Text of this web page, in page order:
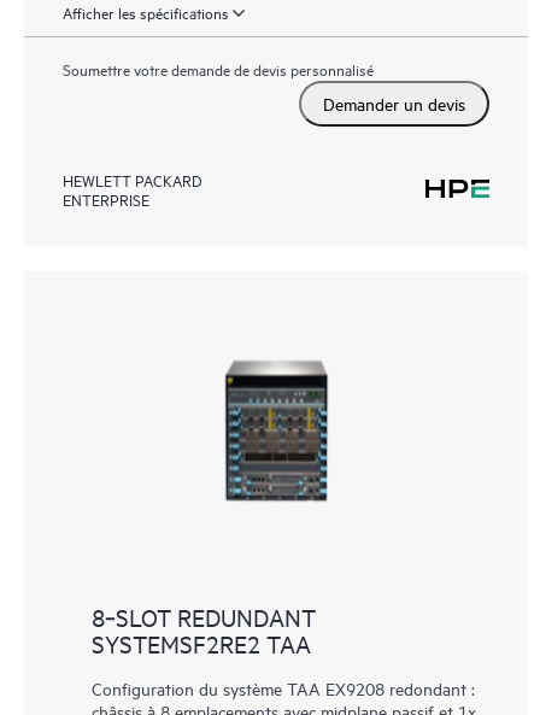
Afficher les spécifications
Soumettre votre demande de devis personnalisé
Demander un devis
HEWLETT PACKARD
ENTERPRISE
8‑SLOT REDUNDANT
SYSTEMSF2RE2 TAA
Configuration du système TAA EX9208 redondant :